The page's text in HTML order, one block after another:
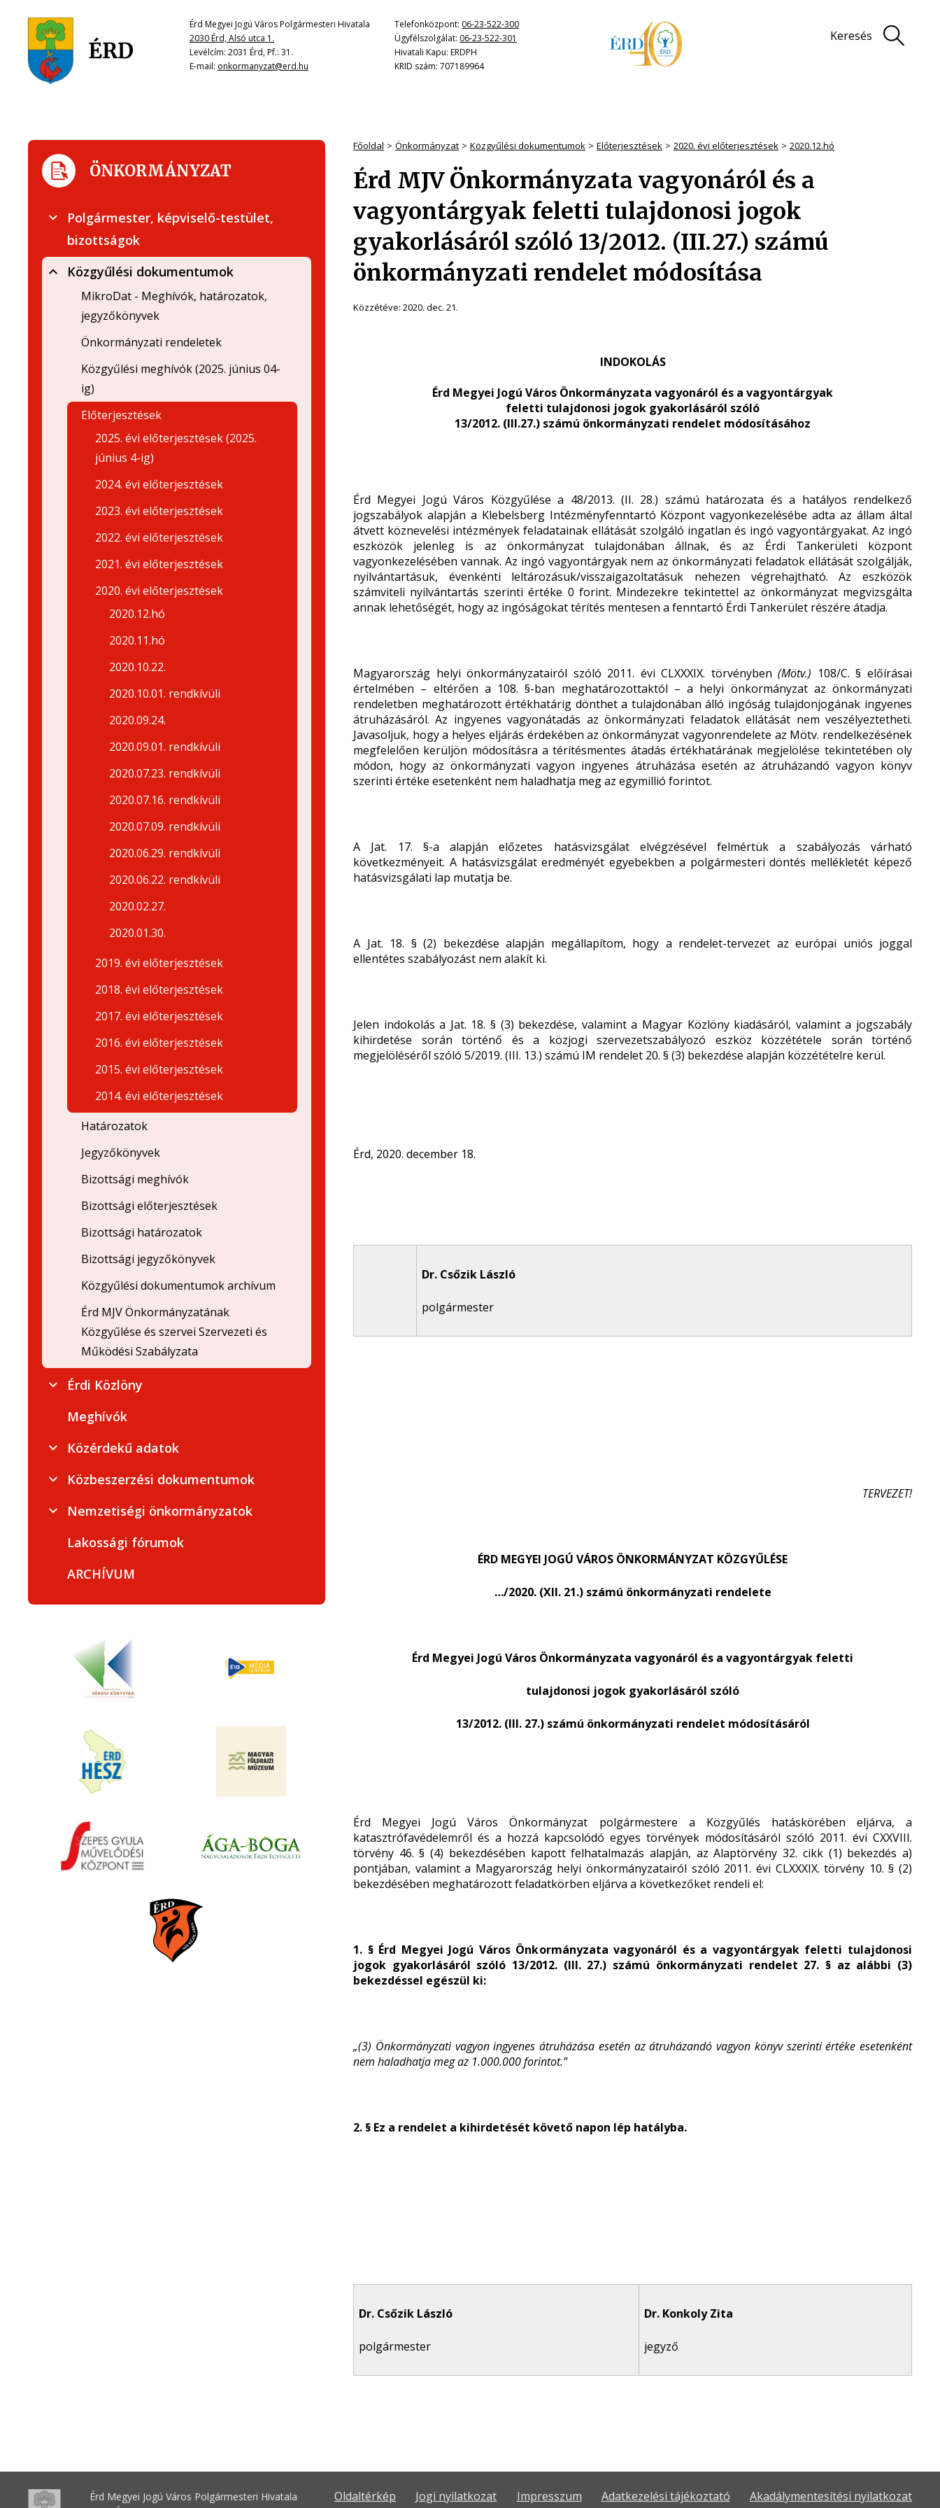
Érd Megyei Jogú Város Polgármesteri Hivatala
2030 Érd, Alsó utca 1.
Levélcím: 2031 Érd, Pf.: 31.
E-mail: onkormanyzat@erd.hu
Telefonközpont: 06-23-522-300
Ügyfélszolgálat: 06-23-522-301
Hivatali Kapu: ERDPH
KRID szám: 707189964
Keresés
Főoldal Önkormányzat Közgyűlési dokumentumok Előterjesztések 2020. évi előterjesztések 2020.12.hó
Érd MJV Önkormányzata vagyonáról és a
vagyontárgyak feletti tulajdonosi jogok
gyakorlásáról szóló 13/2012. (III.27.) számú
önkormányzati rendelet módosítása
Közzétéve: 2020. dec. 21.
INDOKOLÁS
Érd Megyei Jogú Város Önkormányzata vagyonáról és a vagyontárgyak
feletti tulajdonosi jogok gyakorlásáról szóló
13/2012. (III.27.) számú önkormányzati rendelet módosításához
Érd Megyei Jogú Város Közgyűlése a 48/2013. (II. 28.) számú határozata és a hatályos rendelkező
jogszabályok alapján a Klebelsberg Intézményfenntartó Központ vagyonkezelésébe adta az állam által
átvett köznevelési intézmények feladatainak ellátását szolgáló ingatlan és ingó vagyontárgyakat. Az ingó
eszközök jelenleg is az önkormányzat tulajdonában állnak, és az Érdi Tankerületi központ
vagyonkezelésében vannak. Az ingó vagyontárgyak nem az önkormányzati feladatok ellátását szolgálják,
nyilvántartásuk, évenkénti leltározásuk/visszaigazoltatásuk nehezen végrehajtható. Az eszközök
számviteli nyilvántartás szerinti értéke 0 forint. Mindezekre tekintettel az önkormányzat megvizsgálta
annak lehetőségét, hogy az ingóságokat térítés mentesen a fenntartó Érdi Tankerület részére átadja.
Magyarország helyi önkormányzatairól szóló 2011. évi CLXXXIX. törvényben(Mötv.) 108/C. § előírásai
értelmében – eltérően a 108. §-ban meghatározottaktól – a helyi önkormányzat az önkormányzati
rendeletben meghatározott értékhatárig dönthet a tulajdonában álló ingóság tulajdonjogának ingyenes
átruházásáról. Az ingyenes vagyonátadás az önkormányzati feladatok ellátását nem veszélyeztetheti.
Javasoljuk, hogy a helyes eljárás érdekében az önkormányzat vagyonrendelete az Mötv. rendelkezésének
megfelelően kerüljön módosításra a térítésmentes átadás értékhatárának megjelölése tekintetében oly
módon, hogy az önkormányzati vagyon ingyenes átruházása esetén az átruházandó vagyon könyv
szerinti értéke esetenként nem haladhatja meg az egymillió forintot.
A Jat. 17. §-a alapján előzetes hatásvizsgálat elvégzésével felmértük a szabályozás várható
következményeit. A hatásvizsgálat eredményét egyebekben a polgármesteri döntés mellékletét képező
hatásvizsgálati lap mutatja be.
A Jat. 18. § (2) bekezdése alapján megállapítom, hogy a rendelet-tervezet az európai uniós joggal
ellentétes szabályozást nem alakít ki.
Jelen indokolás a Jat. 18. § (3) bekezdése, valamint a Magyar Közlöny kiadásáról, valamint a jogszabály
kihirdetése során történő és a közjogi szervezetszabályozó eszköz közzététele során történő
megjelöléséről szóló 5/2019. (III. 13.) számú IM rendelet 20. § (3) bekezdése alapján közzétételre kerül.
Érd, 2020. december 18.
Dr. Csőzik László
polgármester
TERVEZET!
ÉRD MEGYEI JOGÚ VÁROS ÖNKORMÁNYZAT KÖZGYŰLÉSE
…/2020. (XII. 21.) számú önkormányzati rendelete
Érd Megyei Jogú Város Önkormányzata vagyonáról és a vagyontárgyak feletti
tulajdonosi jogok gyakorlásáról szóló
13/2012. (III. 27.) számú önkormányzati rendelet módosításáról
Érd Megyei Jogú Város Önkormányzat polgármestere a Közgyűlés hatáskörében eljárva, a
katasztrófavédelemről és a hozzá kapcsolódó egyes törvények módosításáról szóló 2011. évi CXXVIII.
törvény 46. § (4) bekezdésében kapott felhatalmazás alapján, az Alaptörvény 32. cikk (1) bekezdés a)
pontjában, valamint a Magyarország helyi önkormányzatairól szóló 2011. évi CLXXXIX. törvény 10. § (2)
bekezdésében meghatározott feladatkörben eljárva a következőket rendeli el:
1. § Érd Megyei Jogú Város Önkormányzata vagyonáról és a vagyontárgyak feletti tulajdonosi
jogok gyakorlásáról szóló 13/2012. (III. 27.) számú önkormányzati rendelet 27. § az alábbi (3)
bekezdéssel egészül ki:
„(3) Önkormányzati vagyon ingyenes átruházása esetén az átruházandó vagyon könyv szerinti értéke esetenként
nem haladhatja meg az 1.000.000 forintot.”
2. § Ez a rendelet a kihirdetését követő napon lép hatályba.
Dr. Csőzik László
polgármester
Dr. Konkoly Zita
jegyző
ÖNKORMÁNYZAT
Polgármester, képviselő-testület,
bizottságok
Közgyűlési dokumentumok
MikroDat - Meghívók, határozatok,
jegyzőkönyvek
Önkormányzati rendeletek
Közgyűlési meghívók (2025. június 04-
ig)
Előterjesztések
2025. évi előterjesztések (2025.
június 4-ig)
2024. évi előterjesztések
2023. évi előterjesztések
2022. évi előterjesztések
2021. évi előterjesztések
2020. évi előterjesztések
2020.12.hó
2020.11.hó
2020.10.22.
2020.10.01. rendkívüli
2020.09.24.
2020.09.01. rendkívüli
2020.07.23. rendkívüli
2020.07.16. rendkívüli
2020.07.09. rendkívüli
2020.06.29. rendkívüli
2020.06.22. rendkívüli
2020.02.27.
2020.01.30.
2019. évi előterjesztések
2018. évi előterjesztések
2017. évi előterjesztések
2016. évi előterjesztések
2015. évi előterjesztések
2014. évi előterjesztések
Határozatok
Jegyzőkönyvek
Bizottsági meghívók
Bizottsági előterjesztések
Bizottsági határozatok
Bizottsági jegyzőkönyvek
Közgyűlési dokumentumok archívum
Érd MJV Önkormányzatának
Közgyűlése és szervei Szervezeti és
Működési Szabályzata
Érdi Közlöny
Meghívók
Közérdekű adatok
Közbeszerzési dokumentumok
Nemzetiségi önkormányzatok
Lakossági fórumok
ARCHÍVUM
Érd Megyei Jogú Város Polgármesteri Hivatala
Oldaltérkép Jogi nyilatkozat Impresszum Adatkezelési tájékoztató Akadálymentesítési nyilatkozat